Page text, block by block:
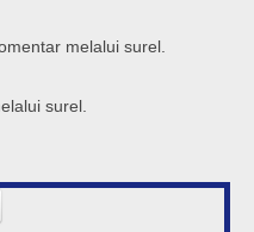
melalui surel.
surel.